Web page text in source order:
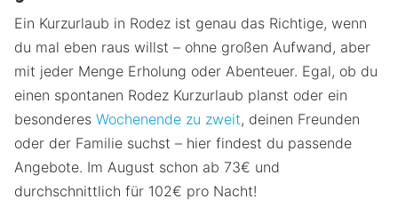
Ein Kurzurlaub in Rodez ist genau das Richtige, wenn
du mal eben raus willst – ohne großen Aufwand, aber
mit jeder Menge Erholung oder Abenteuer. Egal, ob du
einen spontanen Rodez Kurzurlaub planst oder ein
besonderes Wochenende zu zweit, deinen Freunden
oder der Familie suchst – hier findest du passende
Angebote. Im August schon ab 73€ und
durchschnittlich für 102€ pro Nacht!